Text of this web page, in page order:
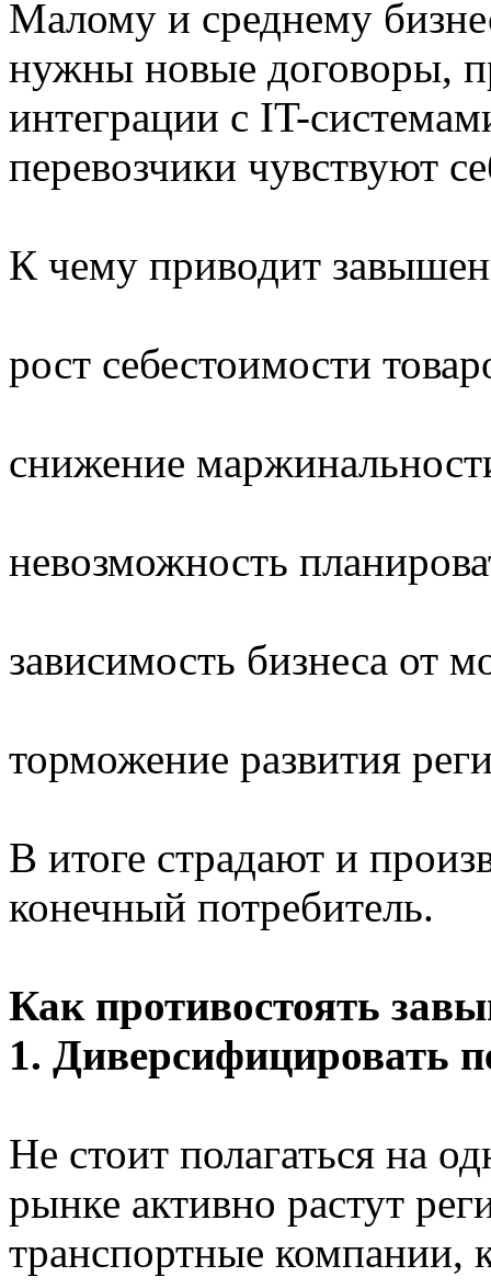
Малому и среднему
нужны новые договоры,
интеграции с IT-
перевозчики чувствуют
К чему приводит
рост себестоимости
снижение
невозможность
зависимость бизнеса от
торможение развития
В итоге страдают и
конечный потребитель.
Как противостоять
1. Диверсифицировать
Не стоит полагаться на
рынке активно растут
транспортные компании,